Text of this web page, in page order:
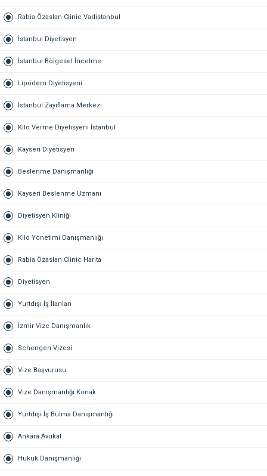
Rabia Özaslan Clinic Vadistanbul
İstanbul Diyetisyen
İstanbul Bölgesel İncelme
Lipödem Diyetisyeni
İstanbul Zayıflama Merkezi
Kilo Verme Diyetisyeni İstanbul
Kayseri Diyetisyen
Beslenme Danışmanlığı
Kayseri Beslenme Uzmanı
Diyetisyen Kliniği
Kilo Yönetimi Danışmanlığı
Rabia Özaslan Clinic Harita
Diyetisyen
Yurtdışı İş İlanları
İzmir Vize Danışmanlık
Schengen Vizesi
Vize Başvurusu
Vize Danışmanlığı Konak
Yurtdışı İş Bulma Danışmanlığı
Ankara Avukat
Hukuk Danışmanlığı